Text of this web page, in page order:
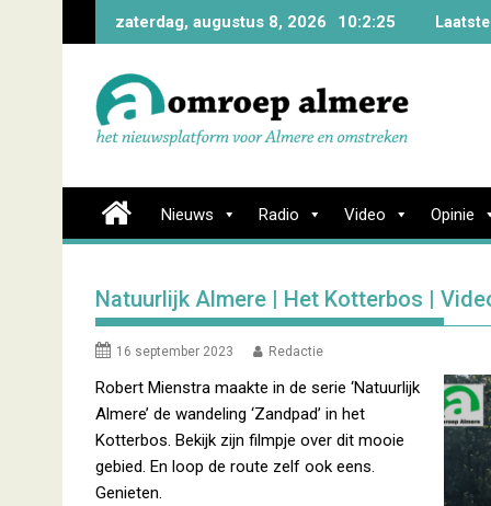
zaterdag, augustus 8, 2026 10:2:26
Nieuws Radio Video Opinie
Natuurlijk Almere | Het Kotterbos |
16 september 2023 Redactie
Robert Mienstra maakte in de serie ‘Natuurlijk
Almere’ de wandeling ‘Zandpad’ in het
Kotterbos. Bekijk zijn filmpje over dit mooie
gebied. En loop de route zelf ook eens.
Genieten.